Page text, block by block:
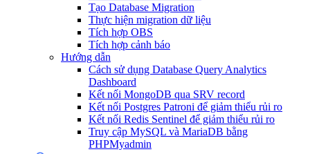
Tạo Database Migration
Thực hiện migration dữ liệu
Tích hợp OBS
Tích hợp cảnh báo
Hướng dẫn
Cách sử dụng Database Query Analytics
Dashboard
Kết nối MongoDB qua SRV record
Kết nối Postgres Patroni để giảm thiểu rủi ro
Kết nối Redis Sentinel để giảm thiểu rủi ro
Truy cập MySQL và MariaDB bằng
PHPMyadmin